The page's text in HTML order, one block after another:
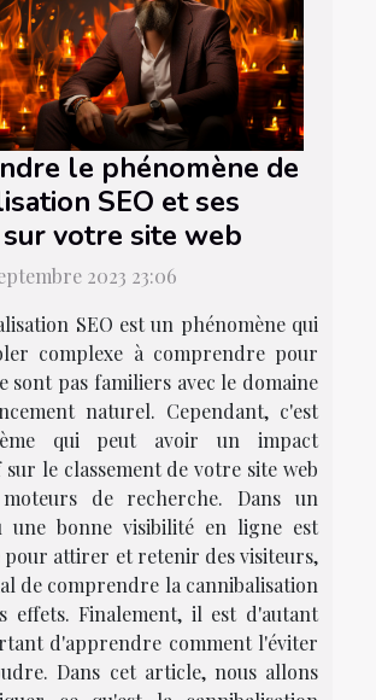
le phénomène de
SEO et ses
votre site web
2023 23:06
SEO est un phénomène qui
complexe à comprendre pour
sont pas familiers avec le domaine
naturel. Cependant, c'est
qui peut avoir un impact
le classement de votre site web
de recherche. Dans un
une bonne visibilité en ligne est
pour attirer et retenir des visiteurs,
de comprendre la cannibalisation
effets. Finalement, il est d'autant
d'apprendre comment l'éviter
Dans cet article, nous allons